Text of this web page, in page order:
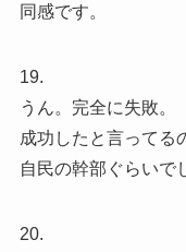
同感です。
19.
うん。完全に失敗。
成功したと言ってる
自民の幹部ぐらいで
20.